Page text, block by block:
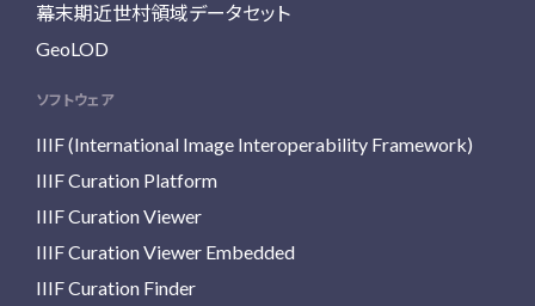
幕末期近世村領域データセット
GeoLOD
ソフトウェア
IIIF (International Image Interoperability Framework)
IIIF Curation Platform
IIIF Curation Viewer
IIIF Curation Viewer Embedded
IIIF Curation Finder